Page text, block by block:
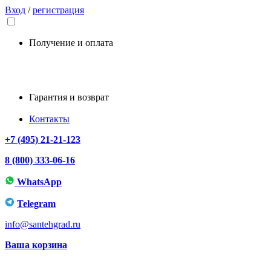
Вход /регистрация
Получение и оплата
Гарантия и возврат
Контакты
+7 (495) 21-21-123
8 (800) 333-06-16
WhatsApp
Telegram
info@santehgrad.ru
Ваша корзина